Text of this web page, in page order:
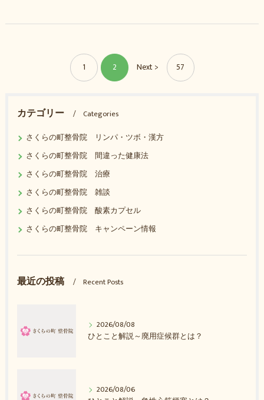
1 2 Next > 57
カテゴリー
Categories
さくらの町整骨院 リンパ・ツボ・漢方
さくらの町整骨院 間違った健康法
さくらの町整骨院 治療
さくらの町整骨院 雑談
さくらの町整骨院 酸素カプセル
さくらの町整骨院 キャンペーン情報
最近の投稿 Recent Posts
2026/08/08
ひとこと解説～廃用症候群とは？
2026/08/06